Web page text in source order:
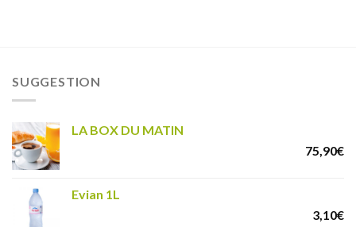
SUGGESTION
LA BOX DU MATIN
75,90€
Evian 1L
3,10€